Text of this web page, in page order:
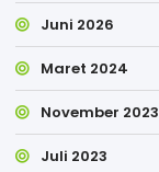
Juni 2026
Maret 2024
November 2023
Juli 2023